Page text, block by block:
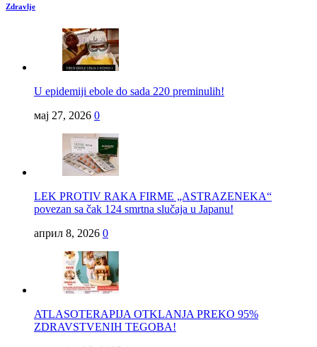
Zdravlje
U epidemiji ebole do sada 220 preminulih!
мај 27, 2026 0
LEK PROTIV RAKA FIRME „ASTRAZENEKA“
povezan sa čak 124 smrtna slučaja u Japanu!
април 8, 2026 0
ATLASOTERAPIJA OTKLANJA PREKO 95%
ZDRAVSTVENIH TEGOBA!